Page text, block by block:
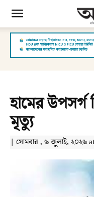
হামের
মৃত্যু
| সোমবার , ৬ জুলাই, ২০২৬ at